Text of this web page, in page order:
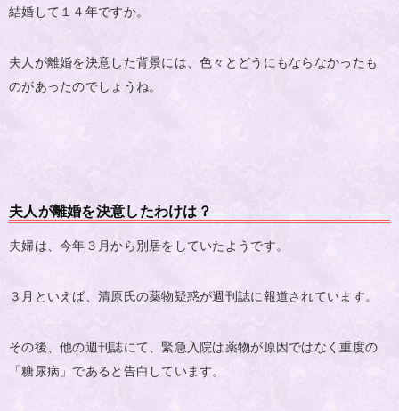
結婚して１４年ですか。
夫人が離婚を決意した背景には、色々とどうにもならなかったも
のがあったのでしょうね。
夫人が離婚を決意したわけは？
夫婦は、今年３月から別居をしていたようです。
３月といえば、清原氏の薬物疑惑が週刊誌に報道されています。
その後、他の週刊誌にて、緊急入院は薬物が原因ではなく重度の
「糖尿病」であると告白しています。